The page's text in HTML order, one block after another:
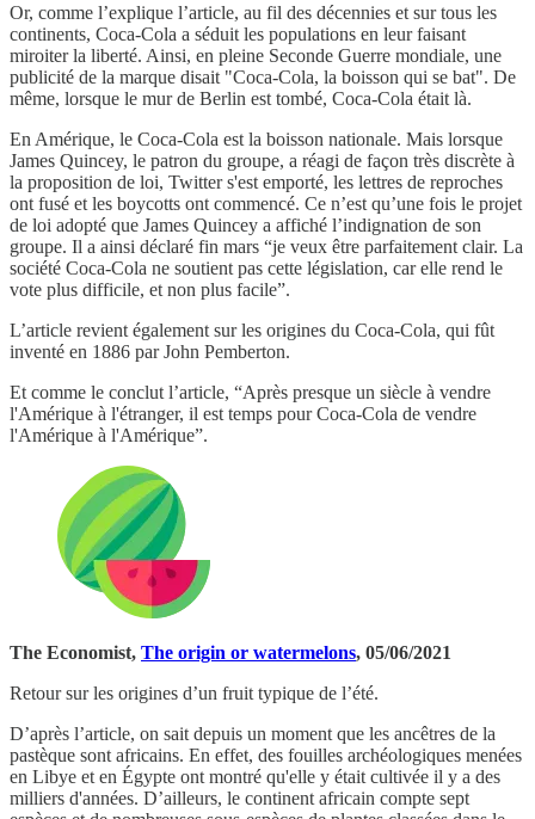
Or, comme l’explique l’article, au fil des décennies et sur tous les
continents, Coca-Cola a séduit les populations en leur faisant
miroiter la liberté. Ainsi, en pleine Seconde Guerre mondiale, une
publicité de la marque disait "Coca-Cola, la boisson qui se bat". De
même, lorsque le mur de Berlin est tombé, Coca-Cola était là.
En Amérique, le Coca-Cola est la boisson nationale. Mais lorsque
James Quincey, le patron du groupe, a réagi de façon très discrète à
la proposition de loi, Twitter s'est emporté, les lettres de reproches
ont fusé et les boycotts ont commencé. Ce n’est qu’une fois le projet
de loi adopté que James Quincey a affiché l’indignation de son
groupe. Il a ainsi déclaré fin mars “je veux être parfaitement clair. La
société Coca-Cola ne soutient pas cette législation, car elle rend le
vote plus difficile, et non plus facile”.
L’article revient également sur les origines du Coca-Cola, qui fût
inventé en 1886 par John Pemberton.
Et comme le conclut l’article, “Après presque un siècle à vendre
l'Amérique à l'étranger, il est temps pour Coca-Cola de vendre
l'Amérique à l'Amérique”.
The Economist, The origin or watermelons, 05/06/2021
Retour sur les origines d’un fruit typique de l’été.
D’après l’article, on sait depuis un moment que les ancêtres de la
pastèque sont africains. En effet, des fouilles archéologiques menées
en Libye et en Égypte ont montré qu'elle y était cultivée il y a des
milliers d'années. D’ailleurs, le continent africain compte sept